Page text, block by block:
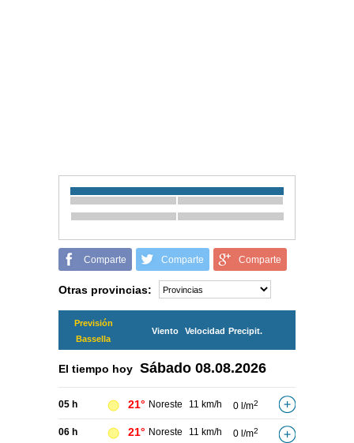
Comparte Comparte Comparte
Otras provincias:
Previsión
Bassella
Viento Velocidad Precipit.
El tiempo hoy Sábado 08.08.2026
05 h 21° Noreste 11 km/h 0 l/m2
06 h 21° Noreste 11 km/h 0 l/m2